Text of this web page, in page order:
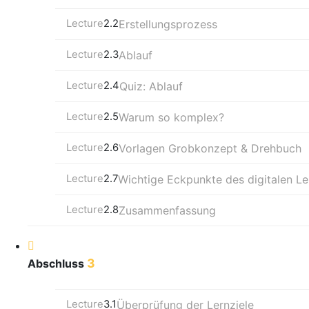
Lecture2.2Erstellungsprozess
Lecture2.3Ablauf
Lecture2.4Quiz: Ablauf
Lecture2.5Warum so komplex?
Lecture2.6Vorlagen Grobkonzept & Drehbuch
Lecture2.7Wichtige Eckpunkte des digitalen
Lecture2.8Zusammenfassung
Abschluss 3
Lecture3.1Überprüfung der Lernziele